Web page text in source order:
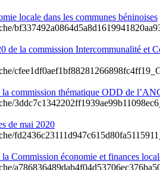
locale dans les communes béninoises
de la commission Intercommunalité et
la commission thématique ODD de
de mai 2020
la Commission économie et finances